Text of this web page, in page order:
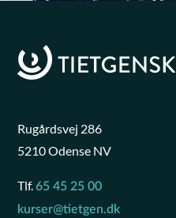
Rugårdsvej 286
5210 Odense NV
Tlf.65 45 25 00
kurser@tietgen.dk